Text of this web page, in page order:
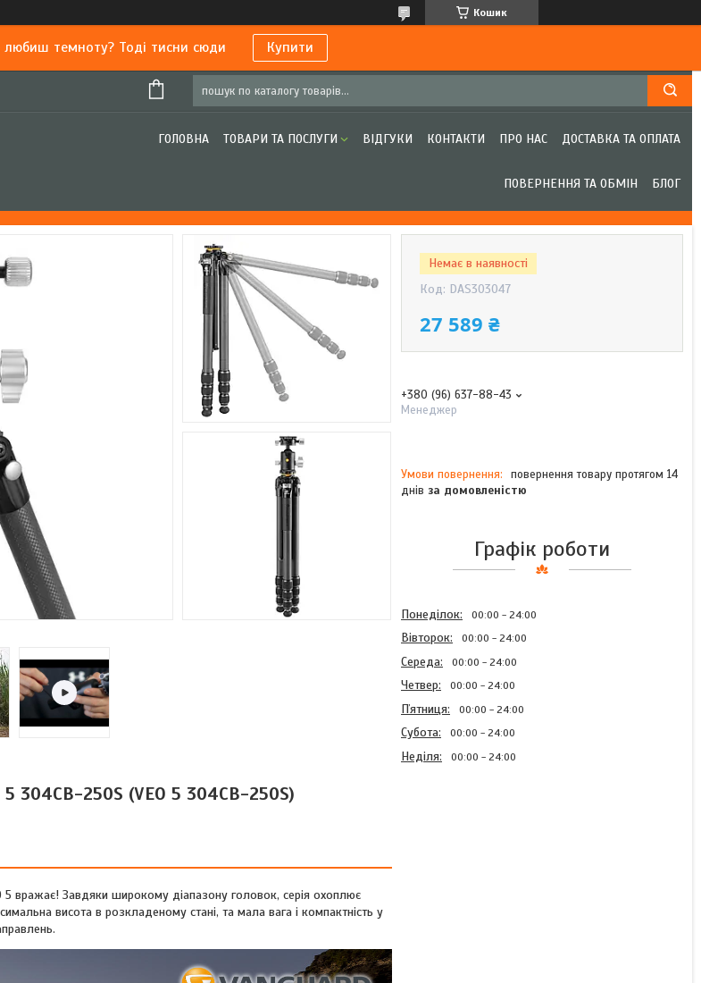
Кошик
темноту? Тоді тисни сюди Купити
ГОЛОВНА ТОВАРИ ТА ПОСЛУГИ ВІДГУКИ КОНТАКТИ ПРО НАС ДОСТАВКА ТА ОПЛАТА
ПОВЕРНЕННЯ ТА ОБМІН БЛОГ
304CB-250S (VEO 5 304CB-250S)
5 вражає! Завдяки широкому діапазону головок, серія охоплює
висота в розкладеному стані, та мала вага і компактність у
Немає в наявності
Код: DAS303047
27 589 ₴
+380 (96) 637-88-43
Менеджер
повернення товару протягом 14
днів за домовленістю
Графік роботи
Понеділок 00:00 24:00
Вівторок 00:00 24:00
Середа 00:00 24:00
Четвер 00:00 24:00
Пʼятниця 00:00 24:00
Субота 00:00 24:00
Неділя 00:00 24:00